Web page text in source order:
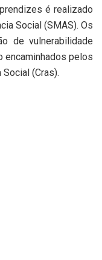
é realizado
Social (SMAS). Os
de vulnerabilidade
encaminhados pelos
(Cras).